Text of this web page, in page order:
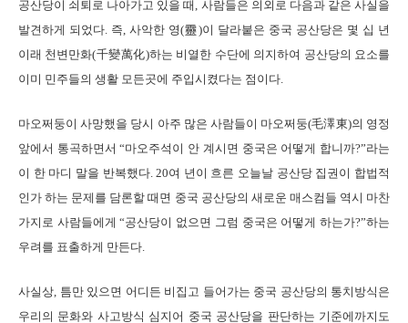
공산당이 쇠퇴로 나아가고 있을 때, 사람들은 의외로 다음과 같은 사실을
발견하게 되었다. 즉, 사악한 영(靈)이 달라붙은 중국 공산당은 몇 십 년
이래 천변만화(千變萬化)하는 비열한 수단에 의지하여 공산당의 요소를
이미 민주들의 생활 모든곳에 주입시켰다는 점이다.
마오쩌둥이 사망했을 당시 아주 많은 사람들이 마오쩌둥(毛澤東)의 영정
앞에서 통곡하면서 “마오주석이 안 계시면 중국은 어떻게 합니까?”라는
이 한 마디 말을 반복했다. 20여 년이 흐른 오늘날 공산당 집권이 합법적
인가 하는 문제를 담론할 때면 중국 공산당의 새로운 매스컴들 역시 마찬
가지로 사람들에게 “공산당이 없으면 그럼 중국은 어떻게 하는가?”하는
우려를 표출하게 만든다.
사실상, 틈만 있으면 어디든 비집고 들어가는 중국 공산당의 통치방식은
우리의 문화와 사고방식 심지어 중국 공산당을 판단하는 기준에까지도